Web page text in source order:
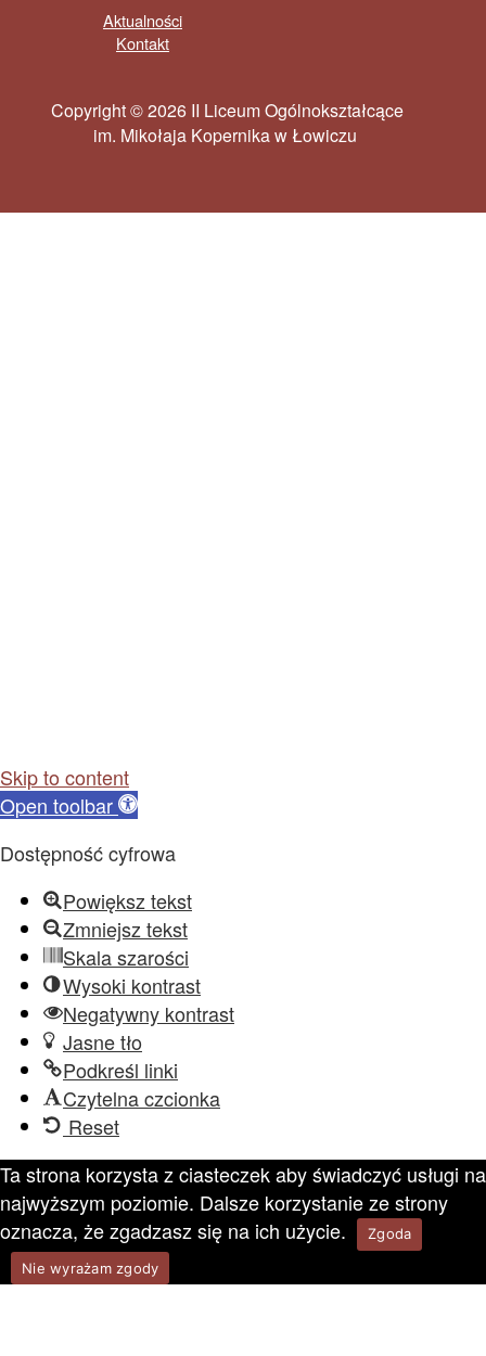
Aktualności
Kontakt
Copyright © 2026 II Liceum Ogólnokształcące
im. Mikołaja Kopernika w Łowiczu
Skip to content
Open toolbar
Dostępność cyfrowa
Powiększ tekst
Zmniejsz tekst
Skala szarości
Wysoki kontrast
Negatywny kontrast
Jasne tło
Podkreśl linki
Czytelna czcionka
Reset
Ta strona korzysta z ciasteczek aby świadczyć usługi na
najwyższym poziomie. Dalsze korzystanie ze strony
oznacza, że zgadzasz się na ich użycie.
Zgoda
Nie wyrażam zgody